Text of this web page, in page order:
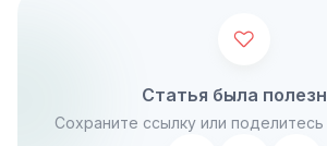
Статья была
Сохраните ссылку или